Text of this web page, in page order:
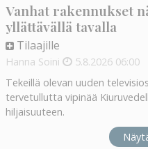
Vanhat rakennukset
yllättävällä tavalla
Tilaajille
Hanna Soini 5.8.2026 06:00
Tekeillä olevan uuden
tervetullutta vipinää
hiljaisuuteen.